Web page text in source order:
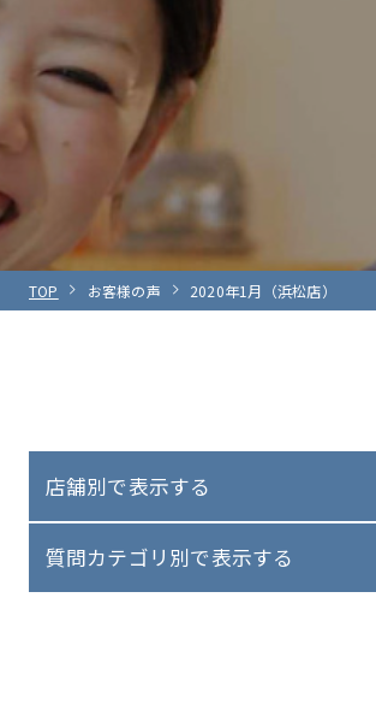
TOP お客様の声 2020年1月（浜松店）
店舗別で表示する
質問カテゴリ別で表示する